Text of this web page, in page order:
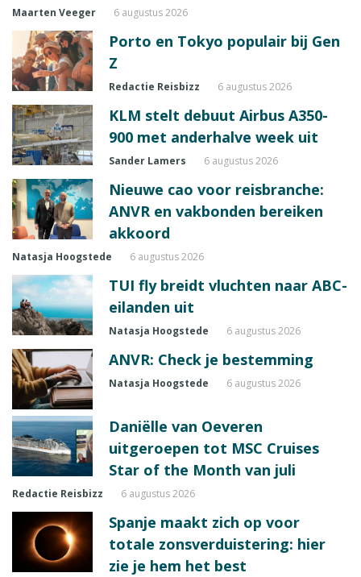
Maarten Veeger 6 augustus 2026
Porto en Tokyo populair bij Gen
Z
Redactie Reisbizz 6 augustus 2026
KLM stelt debuut Airbus A350-
900 met anderhalve week uit
Sander Lamers 6 augustus 2026
Nieuwe cao voor reisbranche:
ANVR en vakbonden bereiken
akkoord
Natasja Hoogstede 6 augustus 2026
TUI fly breidt vluchten naar ABC-
eilanden uit
Natasja Hoogstede 6 augustus 2026
ANVR: Check je bestemming
Natasja Hoogstede 6 augustus 2026
Daniëlle van Oeveren
uitgeroepen tot MSC Cruises
Star of the Month van juli
Redactie Reisbizz 6 augustus 2026
Spanje maakt zich op voor
totale zonsverduistering: hier
zie je hem het best